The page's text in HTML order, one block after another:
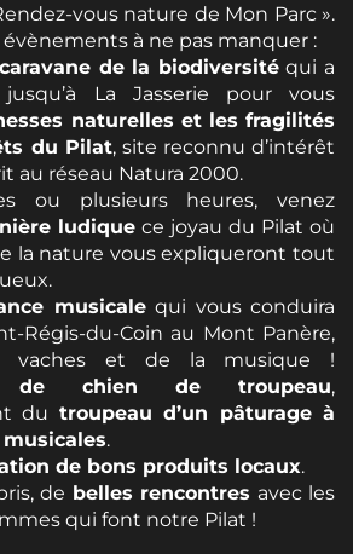
vous nature de Mon Parc ».
à ne pas manquer :
de la biodiversitéqui a
La Jasserie pour vous
naturelles et les fragilités
du Pilat, site reconnu d’intérêt
au réseau Natura 2000.
ou plusieurs heures, venez
ludique ce joyau du Pilat où
la nature vous expliqueront tout
musicalequi vous conduira
Régis-du-Coin au Mont Panère,
vaches et de la musique !
de chien de troupeau,
du troupeau d’un pâturage à
.
de bons produits locaux.
de belles rencontres avec les
qui font notre Pilat !